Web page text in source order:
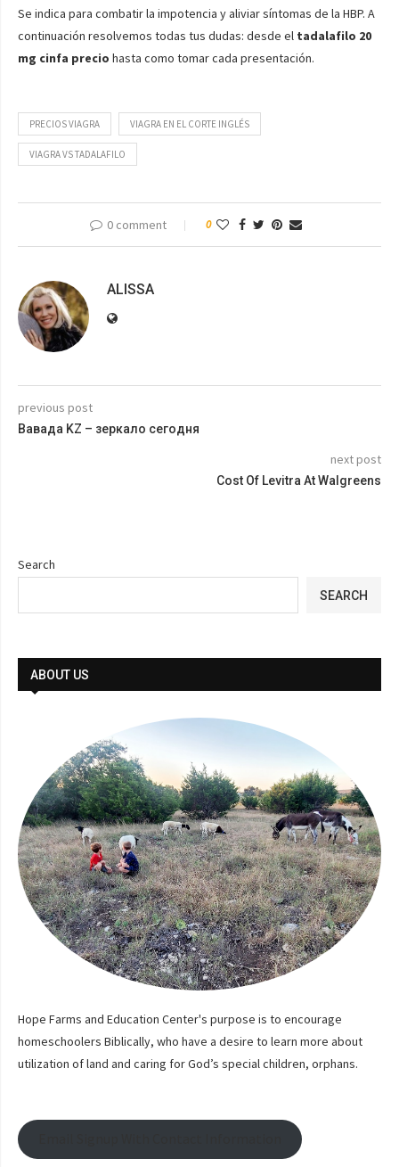
Se indica para combatir la impotencia y aliviar síntomas de la HBP. A
continuación resolvemos todas tus dudas: desde el tadalafilo 20
mg cinfa precio hasta como tomar cada presentación.
PRECIOS VIAGRA VIAGRA EN EL CORTE INGLÉS
VIAGRA VS TADALAFILO
0 comment 0
ALISSA
previous post
Вавада KZ – зеркало сегодня
next post
Cost Of Levitra At Walgreens
Search
SEARCH
ABOUT US
Hope Farms and Education Center's purpose is to encourage
homeschoolers Biblically, who have a desire to learn more about
utilization of land and caring for God’s special children, orphans.